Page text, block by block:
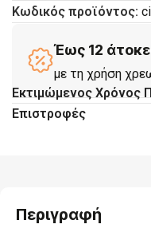
Κωδικός προϊόντος:
Έως 12
με τη χρήση
Εκτιμώμενος Χρόνος
Επιστροφές
Περιγραφή